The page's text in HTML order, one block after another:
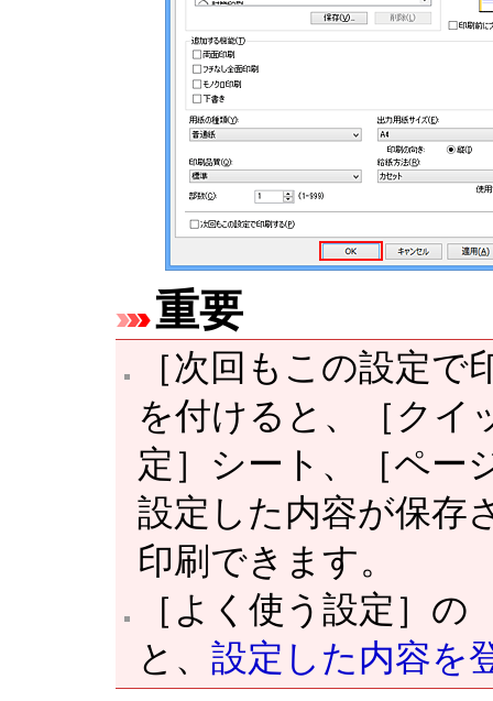
重要
［次回もこの設定で
を付けると、
［クイ
定］ シート、
［ペー
設定した内容が保存
印刷できます。
［よく使う設定］ の
と、 設定した内容を